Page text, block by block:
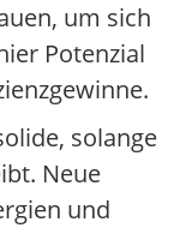
um sich
Potenzial
solange
Neue
und